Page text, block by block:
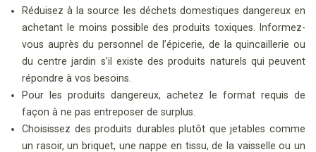
Réduisez à la source les déchets domestiques dangereux en
achetant le moins possible des produits toxiques. Informez-
vous auprès du personnel de l’épicerie, de la quincaillerie ou
du centre jardin s’il existe des produits naturels qui peuvent
répondre à vos besoins.
Pour les produits dangereux, achetez le format requis de
façon à ne pas entreposer de surplus.
Choisissez des produits durables plutôt que jetables comme
un rasoir, un briquet, une nappe en tissu, de la vaisselle ou un